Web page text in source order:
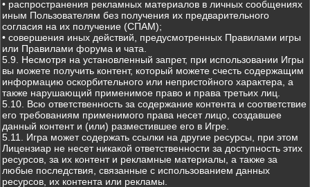
• распространения рекламных материалов в личных сообщениях
иным Пользователям без получения их предварительного
согласия на их получение (СПАМ);
• совершения иных действий, предусмотренных Правилами игры
или Правилами форума и чата.
5.9. Несмотря на установленный запрет, при использовании Игры
вы можете получить контент, который можете счесть содержащим
информацию оскорбительного или непристойного характера, а
также нарушающий применимое право и права третьих лиц.
5.10. Всю ответственность за содержание контента и соответствие
его требованиям применимого права несет лицо, создавшее
данный контент и (или) разместившее его в Игре.
5.11. Игра может содержать ссылки на другие ресурсы, при этом
Лицензиар не несет никакой ответственности за доступность этих
ресурсов, за их контент и рекламные материалы, а также за
любые последствия, связанные с использованием данных
ресурсов, их контента или рекламы.